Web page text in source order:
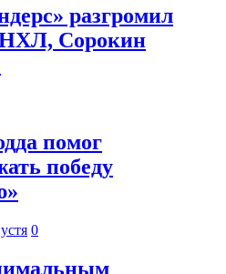
разгромил
Сорокин
помог
победу
0